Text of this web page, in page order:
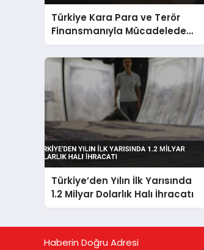
Türkiye Kara Para ve Terör
Finansmanıyla Mücadelede
Yeni Strateji Belgesini Açıkladı
Türkiye’den Yılın İlk Yarısında
1.2 Milyar Dolarlık Halı İhracatı
Haberin Doğru Adresi